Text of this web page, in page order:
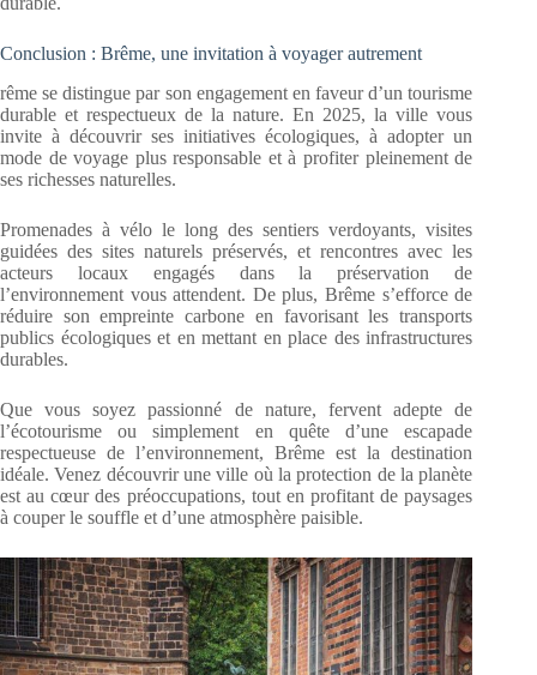
Conclusion : Brême, une invitation à voyager autrement
rême se distingue par son engagement en faveur d’un tourisme
durable et respectueux de la nature. En 2025, la ville vous
invite à découvrir ses initiatives écologiques, à adopter un
mode de voyage plus responsable et à profiter pleinement de
ses richesses naturelles.
Promenades à vélo le long des sentiers verdoyants, visites
guidées des sites naturels préservés, et rencontres avec les
acteurs locaux engagés dans la préservation de
l’environnement vous attendent. De plus, Brême s’efforce de
réduire son empreinte carbone en favorisant les transports
publics écologiques et en mettant en place des infrastructures
durables.
Que vous soyez passionné de nature, fervent adepte de
l’écotourisme ou simplement en quête d’une escapade
respectueuse de l’environnement, Brême est la destination
idéale. Venez découvrir une ville où la protection de la planète
est au cœur des préoccupations, tout en profitant de paysages
à couper le souffle et d’une atmosphère paisible.